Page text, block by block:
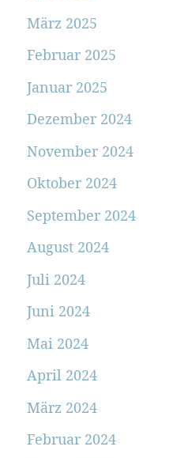
März 2025
Februar 2025
Januar 2025
Dezember 2024
November 2024
Oktober 2024
September 2024
August 2024
Juli 2024
Juni 2024
Mai 2024
April 2024
März 2024
Februar 2024